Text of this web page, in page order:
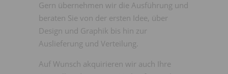
Gern übernehmen wir die Ausführung und
beraten Sie von der ersten Idee, über
Design und Graphik bis hin zur
Auslieferung und Verteilung.
Auf Wunsch akquirieren wir auch Ihre